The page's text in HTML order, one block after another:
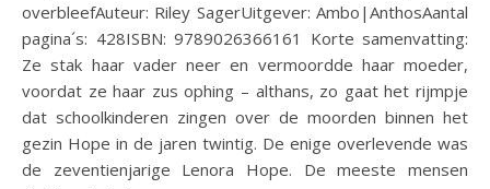
overbleefAuteur: Riley SagerUitgever: Ambo|AnthosAantal
pagina´s: 428ISBN: 9789026366161 Korte samenvatting:
Ze stak haar vader neer en vermoordde haar moeder,
voordat ze haar zus ophing – althans, zo gaat het rijmpje
dat schoolkinderen zingen over de moorden binnen het
gezin Hope in de jaren twintig. De enige overlevende was
de zeventienjarige Lenora Hope. De meeste mensen